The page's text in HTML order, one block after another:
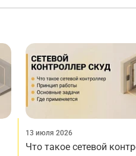
13 июля 2026
Что такое сетевой